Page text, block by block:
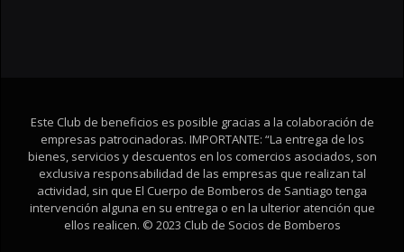
Este Club de beneficios es posible gracias a la colaboración de
empresas patrocinadoras. IMPORTANTE: “La entrega de los
bienes, servicios y descuentos en los comercios asociados, son
exclusiva responsabilidad de las empresas que realizan tal
actividad, sin que El Cuerpo de Bomberos de Santiago tenga
intervención alguna en su entrega o en la ulterior atención que
ellos realicen. © 2023 Club de Socios de Bomberos